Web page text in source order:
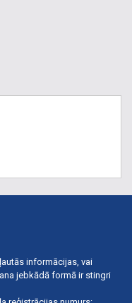
informācijas, vai
jebkādā formā ir stingri